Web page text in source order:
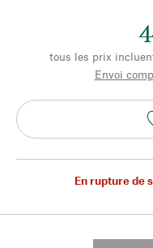
tous les prix
Envoi
En rupture de